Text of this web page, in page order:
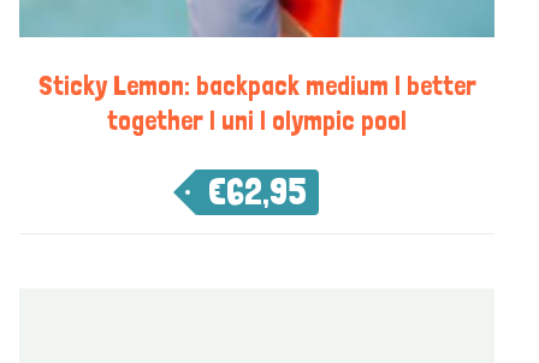
Sticky Lemon: backpack medium | better
together | uni | olympic pool
€62,95